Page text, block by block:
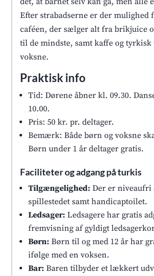
Efter strabadserne er der mulighed
caféen, der sælger alt fra brikjuice
til de mindste, samt kaffe og tyrkisk
voksne.
Praktisk info
Tid: Dørene åbner kl. 09.30.
10.00.
Pris: 50 kr. pr. deltager.
Bemærk: Både børn og voksne
Børn under 1 år deltager gratis.
Faciliteter og adgang på turkis
Tilgængelighed: Der er niveaufri
spillestedet samt handicaptoilet.
Ledsager: Ledsagere har gratis
fremvisning af gyldigt
Børn: Børn til og med 12 år har
ifølge med en voksen.
Bar: Baren tilbyder et lækkert